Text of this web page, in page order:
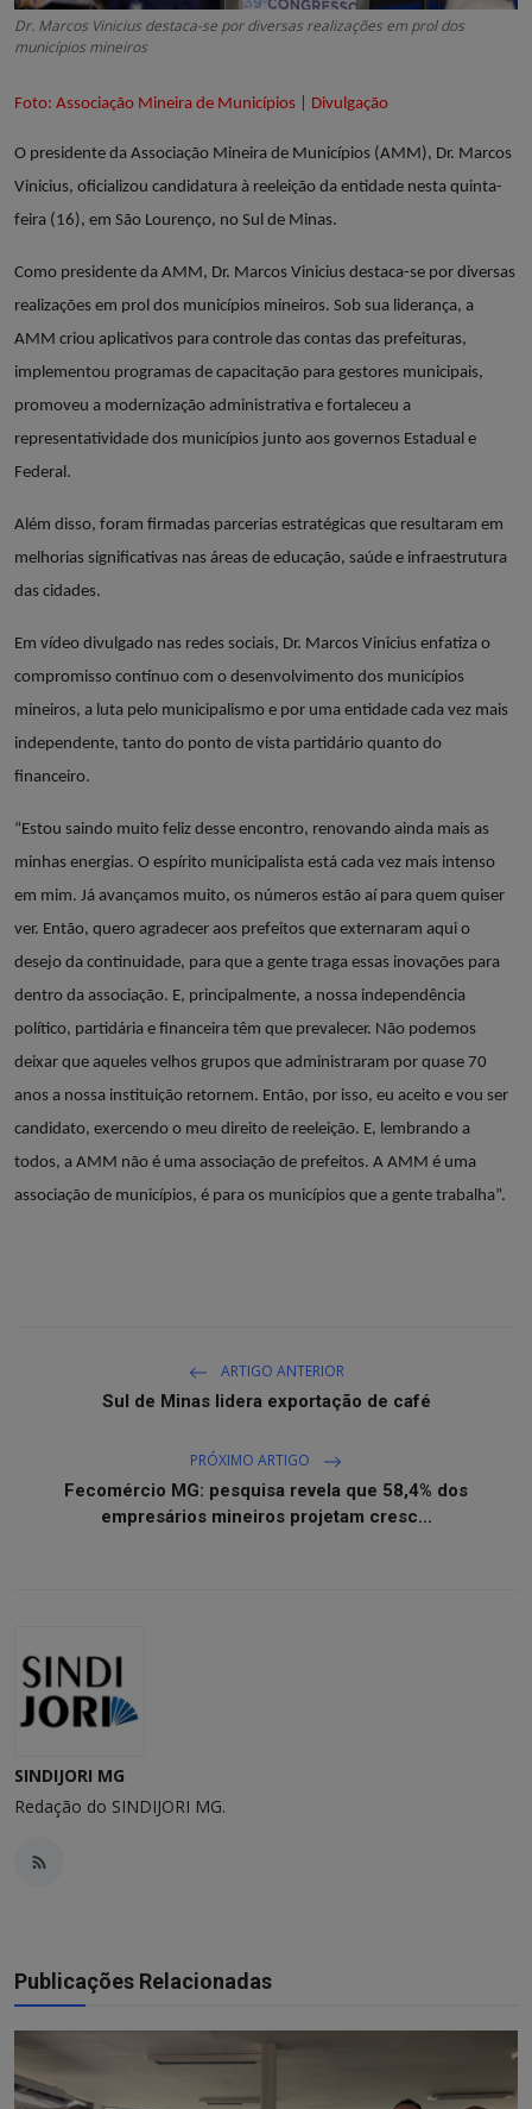
Dr. Marcos Vinicius destaca-se por diversas realizações em prol dos
municípios mineiros
Foto: Associação Mineira de Municípios | Divulgação
O presidente da Associação Mineira de Municípios (AMM), Dr. Marcos
Vinicius, oficializou candidatura à reeleição da entidade nesta quinta-
feira (16), em São Lourenço, no Sul de Minas.
Como presidente da AMM, Dr. Marcos Vinicius destaca-se por diversas
realizações em prol dos municípios mineiros. Sob sua liderança, a
AMM criou aplicativos para controle das contas das prefeituras,
implementou programas de capacitação para gestores municipais,
promoveu a modernização administrativa e fortaleceu a
representatividade dos municípios junto aos governos Estadual e
Federal.
Além disso, foram firmadas parcerias estratégicas que resultaram em
melhorias significativas nas áreas de educação, saúde e infraestrutura
das cidades.
Em vídeo divulgado nas redes sociais, Dr. Marcos Vinicius enfatiza o
compromisso contínuo com o desenvolvimento dos municípios
mineiros, a luta pelo municipalismo e por uma entidade cada vez mais
independente, tanto do ponto de vista partidário quanto do
financeiro.
“Estou saindo muito feliz desse encontro, renovando ainda mais as
minhas energias. O espírito municipalista está cada vez mais intenso
em mim. Já avançamos muito, os números estão aí para quem quiser
ver. Então, quero agradecer aos prefeitos que externaram aqui o
desejo da continuidade, para que a gente traga essas inovações para
dentro da associação. E, principalmente, a nossa independência
político, partidária e financeira têm que prevalecer. Não podemos
deixar que aqueles velhos grupos que administraram por quase 70
anos a nossa instituição retornem. Então, por isso, eu aceito e vou ser
candidato, exercendo o meu direito de reeleição. E, lembrando a
todos, a AMM não é uma associação de prefeitos. A AMM é uma
associação de municípios, é para os municípios que a gente trabalha”.
ARTIGO ANTERIOR
Sul de Minas lidera exportação de café
PRÓXIMO ARTIGO
Fecomércio MG: pesquisa revela que 58,4% dos
empresários mineiros projetam cresc...
SINDIJORI MG
Redação do SINDIJORI MG.
Publicações Relacionadas